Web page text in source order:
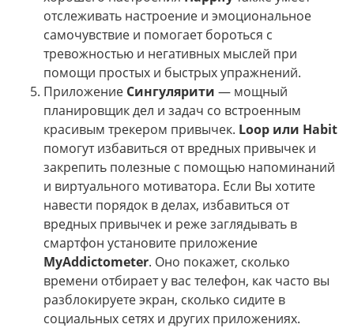
отслеживать настроение и эмоциональное
самочувствие и помогает бороться с
тревожностью и негативных мыслей при
помощи простых и быстрых упражнений.
Приложение Сингулярити — мощный
планировщик дел и задач со встроенным
красивым трекером привычек. Loop или Habit
помогут избавиться от вредных привычек и
закрепить полезные с помощью напоминаний
и виртуального мотиватора. Если Вы хотите
навести порядок в делах, избавиться от
вредных привычек и реже заглядывать в
смартфон установите приложение
MyAddictometer. Оно покажет, сколько
времени отбирает у вас телефон, как часто вы
разблокируете экран, сколько сидите в
социальных сетях и других приложениях.